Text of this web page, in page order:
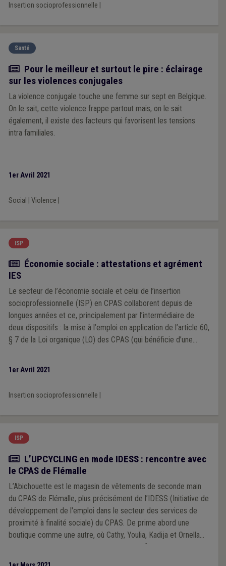
Insertion socioprofessionnelle
Santé
Article
Pour le meilleur et surtout le pire : éclairage
sur les violences conjugales
La violence conjugale touche une femme sur sept en Belgique.
On le sait, cette violence frappe partout mais, on le sait
également, il existe des facteurs qui favorisent les tensions
intra familiales.
1er Avril 2021
Social Violence
ISP
Article
Économie sociale : attestations et agrément
IES
Le secteur de l’économie sociale et celui de l’insertion
socioprofessionnelle (ISP) en CPAS collaborent depuis de
longues années et ce, principalement par l’intermédiaire de
deux dispositifs : la mise à l’emploi en application de l’article 60,
§ 7 de la Loi organique (LO) des CPAS (qui bénéficie d’une
Frédéric Rasson, Directeur a.i. de la Direction de l’Économie
1er Avril 2021
Insertion socioprofessionnelle
ISP
Article
L’UPCYCLING en mode IDESS : rencontre avec
le CPAS de Flémalle
L’Abichouette est le magasin de vêtements de seconde main
du CPAS de Flémalle, plus précisément de l’IDESS (Initiative de
développement de l'emploi dans le secteur des services de
proximité à finalité sociale) du CPAS. De prime abord une
boutique comme une autre, où Cathy, Youlia, Kadija et Ornella
accueillent avec le sourire les clients qui, il faut bien l’avouer, se